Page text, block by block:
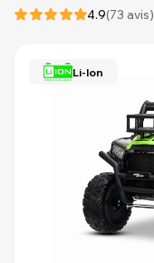
4.9(73 avis)
Li-Ion